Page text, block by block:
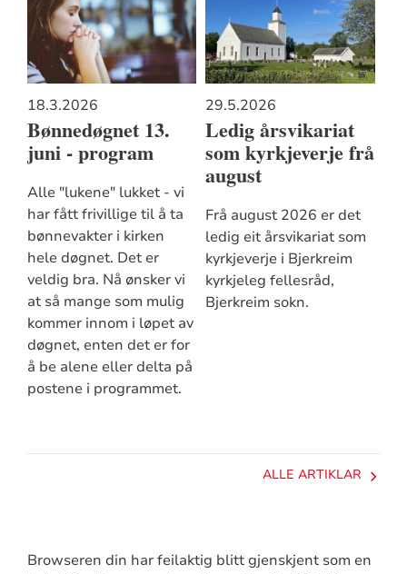
18.3.2026
Bønnedøgnet 13.
juni - program
Alle "lukene" lukket - vi
har fått frivillige til å ta
bønnevakter i kirken
hele døgnet. Det er
veldig bra. Nå ønsker vi
at så mange som mulig
kommer innom i løpet av
døgnet, enten det er for
å be alene eller delta på
postene i programmet.
29.5.2026
Ledig årsvikariat
som kyrkjeverje frå
august
Frå august 2026 er det
ledig eit årsvikariat som
kyrkjeverje i Bjerkreim
kyrkjeleg fellesråd,
Bjerkreim sokn.
ALLE ARTIKLAR
Browseren din har feilaktig blitt gjenskjent som en